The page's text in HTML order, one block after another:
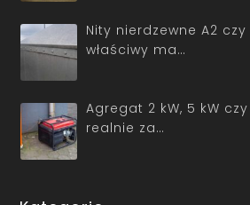
Nity nierdzewne A2
właściwy ma…
Agregat 2 kW, 5 kW
realnie za…